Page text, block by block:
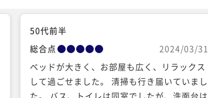
50代前半
総合点
2024/03/31
ベッドが大きく、お部屋も広く、リラックス
して過ごせました。 清掃も行き届いていまし